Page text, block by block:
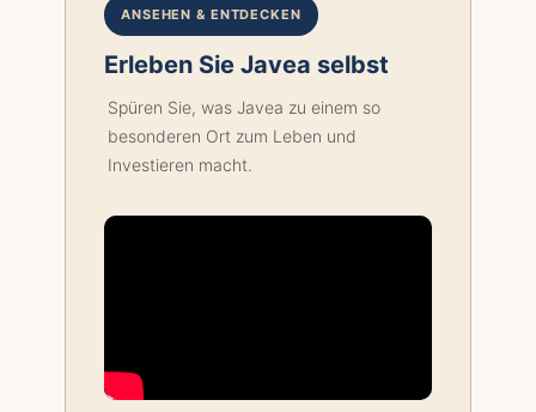
ANSEHEN & ENTDECKEN
Erleben Sie Javea selbst
Spüren Sie, was Javea zu einem so
besonderen Ort zum Leben und
Investieren macht.